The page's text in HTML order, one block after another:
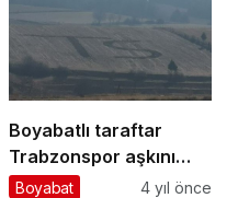
Boyabatlı taraftar
Trabzonspor aşkını
tarlaya kazıdı
Boyabat 4 yıl önce